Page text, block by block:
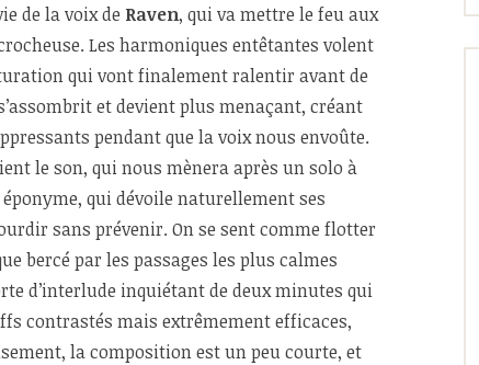
de la voix de Raven, qui va mettre le feu aux
Les harmoniques entêtantes volent
qui vont finalement ralentir avant de
et devient plus menaçant, créant
pendant que la voix nous envoûte.
le son, qui nous mènera après un solo à
qui dévoile naturellement ses
sans prévenir. On se sent comme flotter
bercé par les passages les plus calmes
d’interlude inquiétant de deux minutes qui
contrastés mais extrêmement efficaces,
la composition est un peu courte, et